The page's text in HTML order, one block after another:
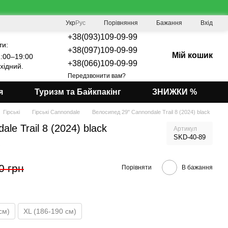
УкрРус Порівняння Бажання Вхід
+38(093)109-09-99
+38(097)109-09-99
+38(066)109-09-99
Передзвонити вам?
Мій кошик
Туризм та Байкпакінг ЗНИЖКИ %
Гірські Гірські Cannondale Велосипед 29" Cannondale Trail 8 (2024) black
Trail 8 (2024) black Артикул
SKD-40-89
грн Порівняти В бажання
XL (186-190 см)